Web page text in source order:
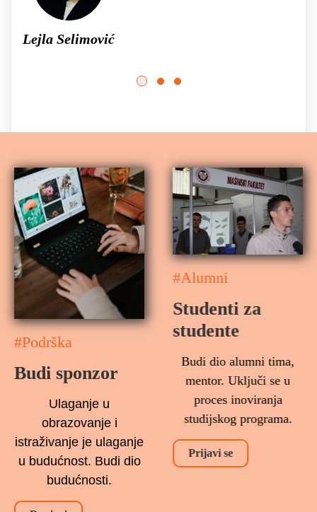
Lejla Selimović
#Podrška
Budi sponzor
Ulaganje u
obrazovanje i
istraživanje je ulaganje
u budućnost. Budi dio
budućnosti.
#Alumni
Studenti za
studente
Budi dio alumni tima,
mentor. Uključi se u
proces inoviranja
studijskog programa.
Prijavi se